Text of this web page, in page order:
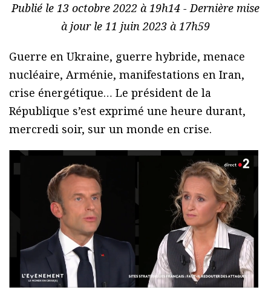
Publié le 13 octobre 2022 à 19h14 - Dernière mise
à jour le 11 juin 2023 à 17h59
Guerre en Ukraine, guerre hybride, menace
nucléaire, Arménie, manifestations en Iran,
crise énergétique… Le président de la
République s’est exprimé une heure durant,
mercredi soir, sur un monde en crise.